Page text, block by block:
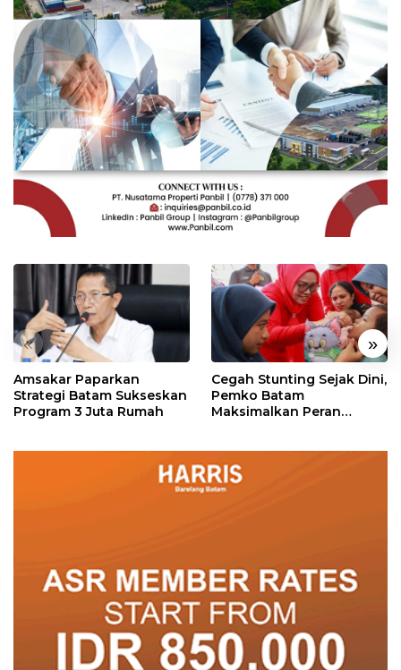
« »
Amsakar Paparkan
Strategi Batam Sukseskan
Program 3 Juta Rumah
Cegah Stunting Sejak Dini,
Pemko Batam
Maksimalkan Peran